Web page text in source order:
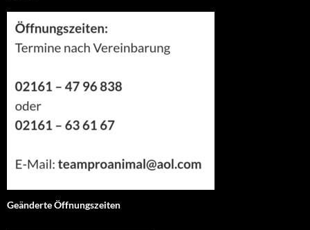
Geänderte Öffnungszeiten